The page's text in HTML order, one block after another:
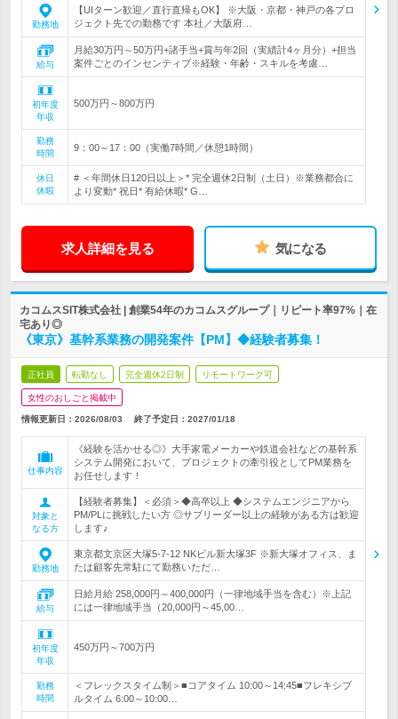
勤務地
【UIターン歓迎／直行直帰もOK】 ※大阪・京都・神戸の各プロ
ジェクト先での勤務です 本社／大阪府…
給与
月給30万円～50万円+諸手当+賞与年2回（実績計4ヶ月分）+担当
案件ごとのインセンティブ※経験・年齢・スキルを考慮…
初年度
年収
500万円～800万円
勤務
時間
9：00～17：00（実働7時間／休憩1時間）
休日
休暇
# ＜年間休日120日以上＞* 完全週休2日制（土日）※業務都合に
より変動* 祝日* 有給休暇* G…
求人詳細を見る 気になる
カコムスSIT株式会社 | 創業54年のカコムスグループ｜リピート率97%｜在
宅あり◎
《東京》基幹系業務の開発案件【PM】◆経験者募集！
正社員 転勤なし 完全週休2日制 リモートワーク可
女性のおしごと掲載中
情報更新日：2026/08/03 終了予定日： 2027/01/18
仕事内容
《経験を活かせる◎》大手家電メーカーや鉄道会社などの基幹系
システム開発において、プロジェクトの牽引役としてPM業務を
お任せします！
対象と
なる方
【経験者募集】＜必須＞◆高卒以上 ◆システムエンジニアから
PM/PLに挑戦したい方 ◎サブリーダー以上の経験がある方は歓迎
します♪
勤務地
東京都文京区大塚5-7-12 NKビル新大塚3F ※新大塚オフィス、ま
たは顧客先常駐にて勤務いただ…
給与
日給月給 258,000円～400,000円（一律地域手当を含む）※上記
には一律地域手当（20,000円～45,00…
初年度
年収
450万円～700万円
勤務
時間
＜フレックスタイム制＞■コアタイム 10:00～14:45■フレキシブ
ルタイム 6:00～10:00…